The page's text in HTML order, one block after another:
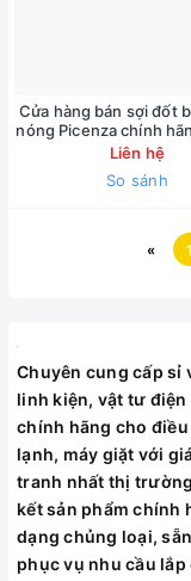
Cửa hàng bán sợi đốt
nóng Picenza chính
090.222.3455
Liên hệ
So sánh
« 1
Chuyên cung cấp sỉ
linh kiện, vật tư điện
chính hãng cho điều
lạnh, máy giặt với
tranh nhất thị
kết sản phẩm chính
dạng chủng loại,